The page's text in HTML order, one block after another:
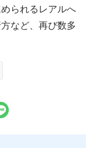
られるレアルへ
など、再び数多